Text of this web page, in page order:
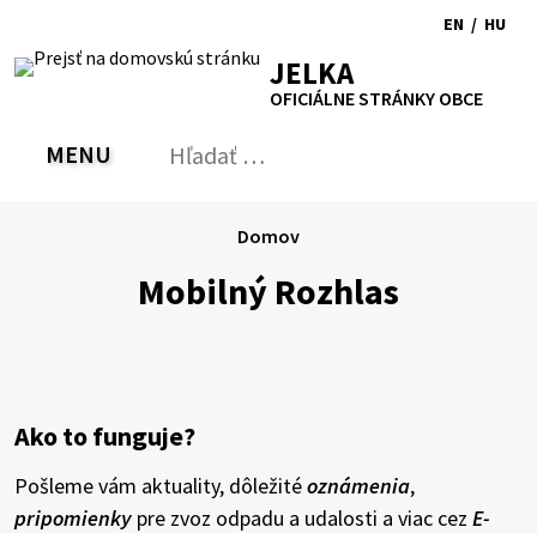
obsah
RSS MapaTlačiť
Zvýšiť
kontrast
písmapísma
EN
to
/ HU
JELKA
OFICIÁLNE STRÁNKY OBCE
PREPNÚŤ
MENU Hľadať:
Mobilný Rozhlas
Domov
Ako to funguje?
Pošleme vám aktuality, dôležitéoznámenia,
pripomienky pre zvoz odpadu a udalosti a viac cez E-